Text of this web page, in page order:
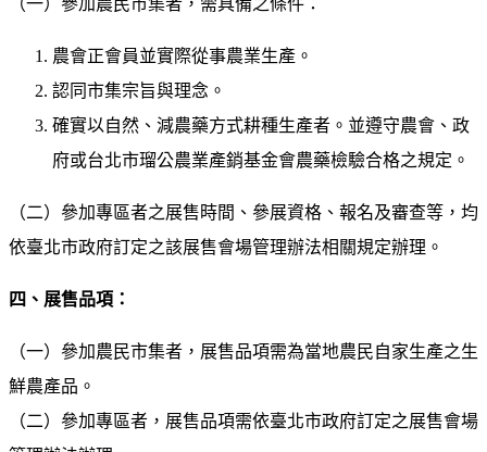
（一）參加農民市集者，需具備之條件：
農會正會員並實際從事農業生產。
認同市集宗旨與理念。
確實以自然、減農藥方式耕種生產者。並遵守農會、政
府或台北市瑠公農業產銷基金會農藥檢驗合格之規定。
（二）參加專區者之展售時間、參展資格、報名及審查等，均
依臺北市政府訂定之該展售會場管理辦法相關規定辦理。
四、展售品項：
（一）參加農民市集者，展售品項需為當地農民自家生產之生
鮮農產品。
（二）參加專區者，展售品項需依臺北市政府訂定之展售會場